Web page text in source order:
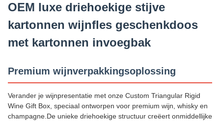
OEM luxe driehoekige stijve
kartonnen wijnfles geschenkdoos
met kartonnen invoegbak
Premium wijnverpakkingsoplossing
Verander je wijnpresentatie met onze Custom Triangular Rigid
Wine Gift Box, speciaal ontworpen voor premium wijn, whisky en
champagne.De unieke driehoekige structuur creëert onmiddellijke